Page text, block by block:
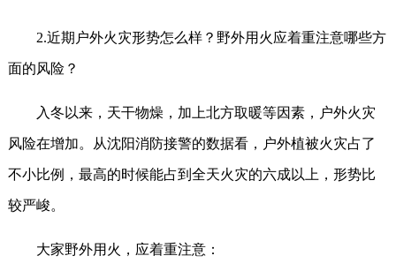
2.近期户外火灾形势怎么样？野外用火应着重注意哪些方
面的风险？
入冬以来，天干物燥，加上北方取暖等因素，户外火灾
风险在增加。从沈阳消防接警的数据看，户外植被火灾占了
不小比例，最高的时候能占到全天火灾的六成以上，形势比
较严峻。
大家野外用火，应着重注意：